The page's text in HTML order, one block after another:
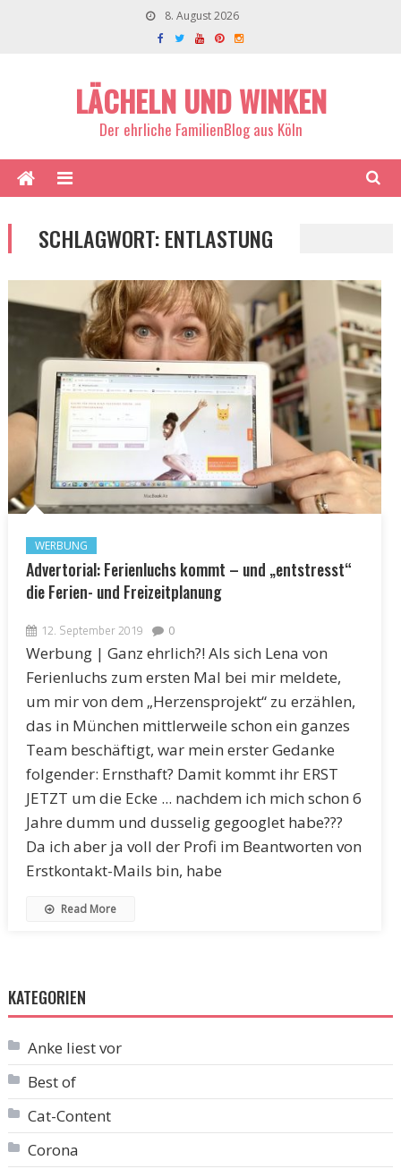
8. August 2026
LÄCHELN UND WINKEN
Der ehrliche FamilienBlog aus Köln
SCHLAGWORT:ENTLASTUNG
WERBUNG
Advertorial: Ferienluchs kommt – und „entstresst“
die Ferien- und Freizeitplanung
12. September 2019 0
Werbung | Ganz ehrlich?! Als sich Lena von
Ferienluchs zum ersten Mal bei mir meldete,
um mir von dem „Herzensprojekt“ zu erzählen,
das in München mittlerweile schon ein ganzes
Team beschäftigt, war mein erster Gedanke
folgender: Ernsthaft? Damit kommt ihr ERST
JETZT um die Ecke ... nachdem ich mich schon 6
Jahre dumm und dusselig gegooglet habe???
Da ich aber ja voll der Profi im Beantworten von
Erstkontakt-Mails bin, habe
Read More
KATEGORIEN
Anke liest vor
Best of
Cat-Content
Corona